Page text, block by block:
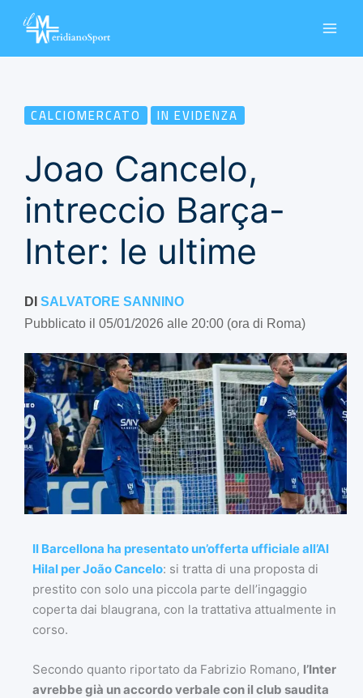
CALCIOMERCATO IN EVIDENZA
Joao Cancelo,
intreccio Barça-
Inter: le ultime
DI SALVATORE SANNINO
Pubblicato il 05/01/2026 alle 20:00 (ora di Roma)
Il Barcellona ha presentato un’offerta ufficiale all’Al
Hilal per João Cancelo: si tratta di una proposta di
prestito con solo una piccola parte dell’ingaggio
coperta dai blaugrana, con la trattativa attualmente in
corso.
Secondo quanto riportato da Fabrizio Romano, l’Inter
avrebbe già un accordo verbale con il club saudita